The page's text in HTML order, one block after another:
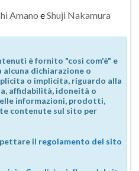
Amano eShuji Nakamura
è fornito "così com'è" e
dichiarazione o
o implicita, riguardo alla
affidabilità, idoneità o
informazioni, prodotti,
contenute sul sito per
il regolamento del sito